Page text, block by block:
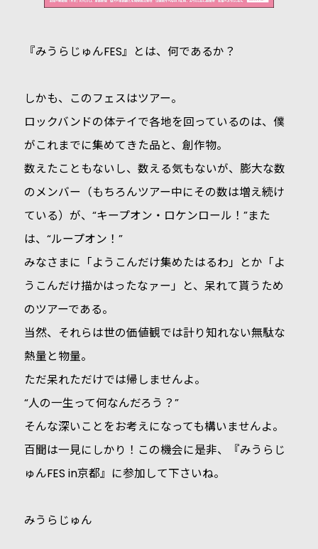
『みうらじゅんFES』とは、何であるか？
しかも、このフェスはツアー。
ロックバンドの体テイで各地を回っているのは、僕
がこれまでに集めてきた品と、創作物。
数えたこともないし、数える気もないが、膨大な数
のメンバー（もちろんツアー中にその数は増え続け
ている）が、“キープオン・ロケンロール！”また
は、“ループオン！”
みなさまに「ようこんだけ集めたはるわ」とか「よ
うこんだけ描かはったなァー」と、呆れて貰うため
のツアーである。
当然、それらは世の価値観では計り知れない無駄な
熱量と物量。
ただ呆れただけでは帰しませんよ。
“人の一生って何なんだろう？”
そんな深いことをお考えになっても構いませんよ。
百聞は一見にしかり！この機会に是非、『みうらじ
ゅんFES in京都』に参加して下さいね。
みうらじゅん